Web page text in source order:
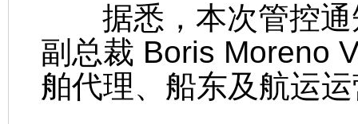
据悉，本次管控通
副总裁 Boris Moreno
舶代理、船东及航运